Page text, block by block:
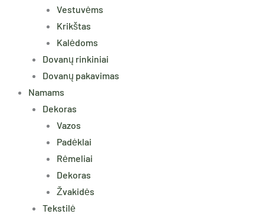
Vestuvėms
Krikštas
Kalėdoms
Dovanų rinkiniai
Dovanų pakavimas
Namams
Dekoras
Vazos
Padėklai
Rėmeliai
Dekoras
Žvakidės
Tekstilė